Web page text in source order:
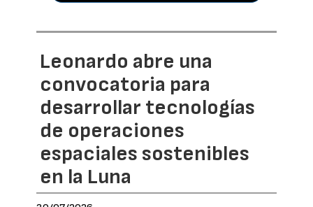
Leonardo abre una
convocatoria para
desarrollar tecnologías
de operaciones
espaciales sostenibles
en la Luna